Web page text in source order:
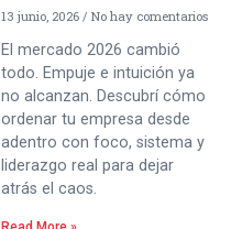
13 junio, 2026 No hay comentarios
El mercado 2026 cambió
todo. Empuje e intuición ya
no alcanzan. Descubrí cómo
ordenar tu empresa desde
adentro con foco, sistema y
liderazgo real para dejar
atrás el caos.